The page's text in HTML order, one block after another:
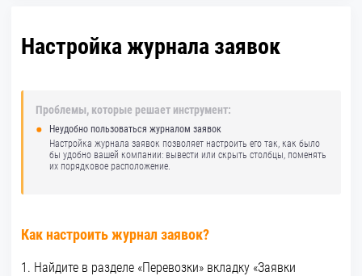
Настройка журнала заявок
Проблемы, которые решает инструмент:
Неудобно пользоваться журналом заявок
Настройка журнала заявок позволяет настроить его так, как было
бы удобно вашей компании: вывести или скрыть столбцы, поменять
их порядковое расположение.
Как настроить журнал заявок?
1. Найдите в разделе «Перевозки» вкладку «Заявки